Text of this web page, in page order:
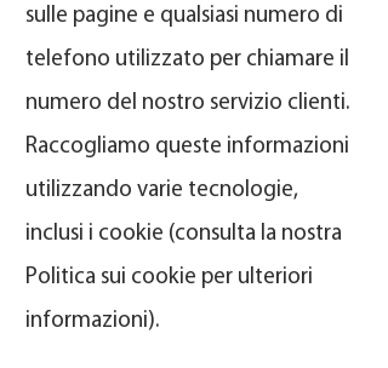
sulle pagine e qualsiasi numero di
telefono utilizzato per chiamare il
numero del nostro servizio clienti.
Raccogliamo queste informazioni
utilizzando varie tecnologie,
inclusi i cookie (consulta la nostra
Politica sui cookie per ulteriori
informazioni).